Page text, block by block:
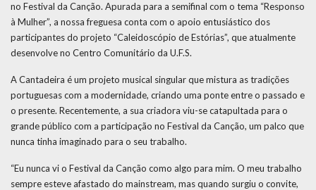
no Festival da Canção. Apurada para a semifinal com o tema “Responso
à Mulher”, a nossa freguesa conta com o apoio entusiástico dos
participantes do projeto “Caleidoscópio de Estórias”, que atualmente
desenvolve no Centro Comunitário da U.F.S.
A Cantadeira é um projeto musical singular que mistura as tradições
portuguesas com a modernidade, criando uma ponte entre o passado e
o presente. Recentemente, a sua criadora viu-se catapultada para o
grande público com a participação no Festival da Canção, um palco que
nunca tinha imaginado para o seu trabalho.
“Eu nunca vi o Festival da Canção como algo para mim. O meu trabalho
sempre esteve afastado do mainstream, mas quando surgiu o convite,